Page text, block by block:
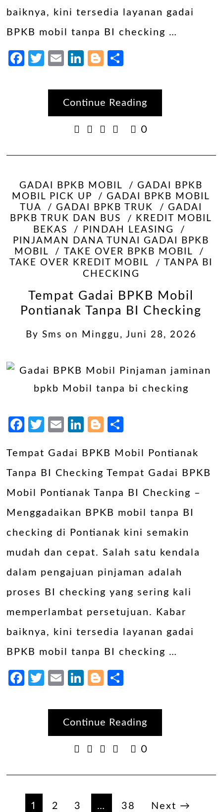
baiknya, kini tersedia layanan gadai
BPKB mobil tanpa BI checking …
Facebook
Twitter
EmailLinkedIn
Blogger
Continue Reading
0
GADAI BPKB MOBIL
GADAI BPKB
MOBIL PICK UP
GADAI BPKB MOBIL
TUA
GADAI BPKB TRUK
GADAI
BPKB TRUK DAN BUS
KREDIT MOBIL
BEKAS
PINDAH LEASING
PINJAMAN DANA TUNAI GADAI BPKB
MOBIL
TAKE OVER BPKB MOBIL
TAKE OVER KREDIT MOBIL
TANPA BI
CHECKING
Tempat Gadai BPKB Mobil
Pontianak Tanpa BI Checking
By Sms on Minggu, Juni 28, 2026
Facebook
Twitter
EmailLinkedIn
Blogger
Tempat Gadai BPKB Mobil Pontianak
Tanpa BI Checking Tempat Gadai BPKB
Mobil Pontianak Tanpa BI Checking –
Menggadaikan BPKB mobil tanpa BI
checking di Pontianak kini semakin
mudah dan cepat. Salah satu kendala
dalam pengajuan pinjaman adalah
proses BI checking yang sering kali
memperlambat persetujuan. Kabar
baiknya, kini tersedia layanan gadai
BPKB mobil tanpa BI checking …
Facebook
Twitter
EmailLinkedIn
Blogger
Continue Reading
0
Paginasi
1 2 3 … 38 Next →